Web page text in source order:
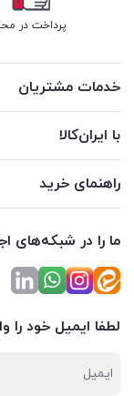
پرداخت در
خدمات مشتریان
با ایران‌کالا
راهنمای خرید
ما را در شبکه‌های
لطفا ایمیل خود را